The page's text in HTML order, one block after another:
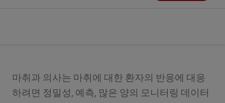
마취과 의사는 마취에 대한 환자의 반응에 대응
하려면 정밀성, 예측, 많은 양의 모니터링 데이터